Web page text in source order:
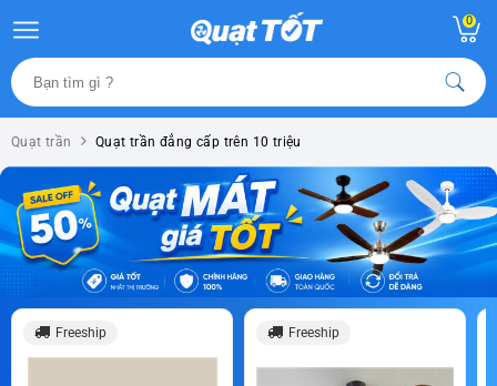
0
Quạt trần Quạt trần đẳng cấp trên 10 triệu
Freeship Freeship